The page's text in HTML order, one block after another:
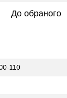
До обраного
110